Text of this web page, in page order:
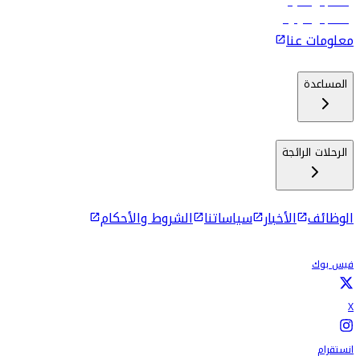
رحلات إلى كولومبو
معلومات عنا
المساعدة
الرحلات الرائجة
الوظائف الأخبار سياساتنا الشروط والأحكام
فيس بوك
X
انستقرام